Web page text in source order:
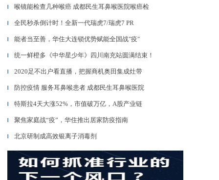
▎ 喉镜能检查几种喉癌 成都民生耳鼻喉医院喉癌检
▎ 全民秒杀倒计时！全新一代瑞虎7/瑞虎7 PR
▎ 能者当至善，华住大连锁优势赋能全国战"疫"
▎ 统一鲜橙多《中华星少年》四川南充站圆满结束！
▎ 2020足不出户看直播，把握商机奥田集成灶带
▎ 防控疫情 服务耳鼻喉患者 成都民生耳鼻喉医院
▎ 特斯拉4天大涨52%，市值破万亿，A股产业链
▎ 聚焦家庭战“疫”，华住推出居家防疫指南
▎ 北京研制成高效银离子消毒剂